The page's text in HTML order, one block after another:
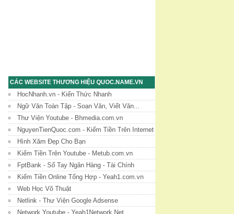
CÁC WEBSITE THƯƠNG HIỆU QUOC.NAME.VN
HocNhanh.vn - Kiến Thức Nhanh
Ngữ Văn Toàn Tập - Soạn Văn, Viết Văn...
Thư Viện Youtube - Bhmedia.com.vn
NguyenTienQuoc.com - Kiếm Tiền Trên Internet
Hình Xăm Đẹp Cho Bạn
Kiếm Tiền Trên Youtube - Metub.com.vn
FptBank - Sổ Tay Ngân Hàng - Tài Chính
Kiếm Tiền Online Tổng Hợp - Yeah1.com.vn
Web Học Võ Thuật
Netlink - Thư Viện Google Adsense
Network Youtube - Yeah1Network.Net